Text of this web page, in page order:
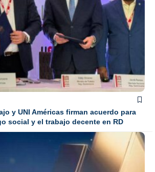
y UNI Américas firman acuerdo para
social y el trabajo decente en RD